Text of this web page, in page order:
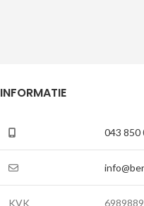
INFORMATIE
043 850
KVK